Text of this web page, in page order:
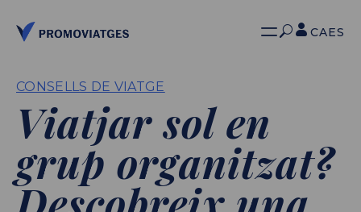
CAES
CONSELLS DE VIATGE
Viatjar sol en
grup organitzat?